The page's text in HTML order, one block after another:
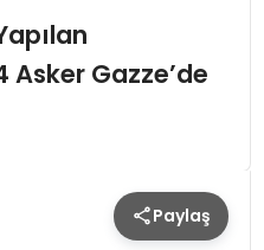
Gazze’de
Paylaş